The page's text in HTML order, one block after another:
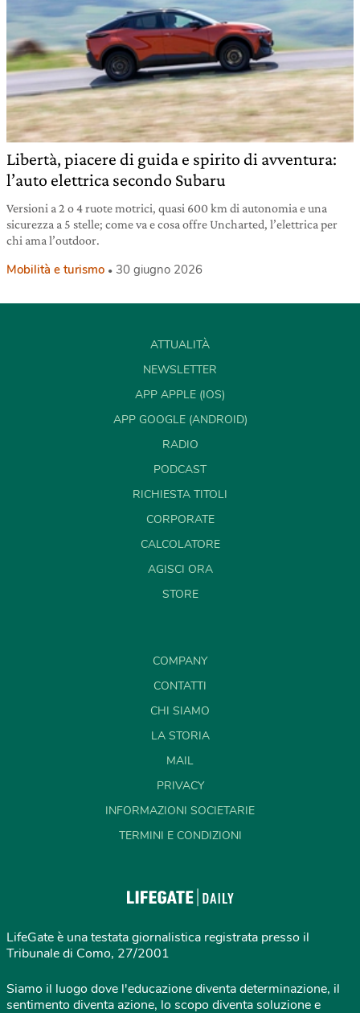
Libertà, piacere di guida e spirito di avventura:
l’auto elettrica secondo Subaru
Versioni a 2 o 4 ruote motrici, quasi 600 km di autonomia e una
sicurezza a 5 stelle; come va e cosa offre Uncharted, l’elettrica per
chi ama l’outdoor.
Mobilità e turismo 30 giugno 2026
ATTUALITÀ
NEWSLETTER
APP APPLE (IOS)
APP GOOGLE (ANDROID)
RADIO
PODCAST
RICHIESTA TITOLI
CORPORATE
CALCOLATORE
AGISCI ORA
STORE
COMPANY
CONTATTI
CHI SIAMO
LA STORIA
MAIL
PRIVACY
INFORMAZIONI SOCIETARIE
TERMINI E CONDIZIONI
LifeGate è una testata giornalistica registrata presso il
Tribunale di Como, 27/2001
Siamo il luogo dove l'educazione diventa determinazione, il
sentimento diventa azione, lo scopo diventa soluzione e